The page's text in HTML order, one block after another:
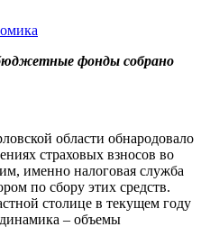
фонды собрано
области обнародовало
страховых взносов во
именно налоговая служба
по сбору этих средств.
столице в текущем году
– объемы